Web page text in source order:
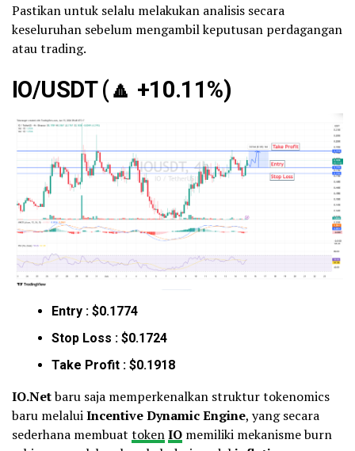
Pastikan untuk selalu melakukan analisis secara
keseluruhan sebelum mengambil keputusan perdagangan
atau trading.
IO/USDT (🔼 +10.11%)
Entry : $0.1774
Stop Loss : $0.1724
Take Profit : $0.1918
IO.Netbaru saja memperkenalkan struktur tokenomics
baru melaluiIncentive Dynamic Engine, yang secara
sederhana membuat tokenIO memiliki mekanisme burn